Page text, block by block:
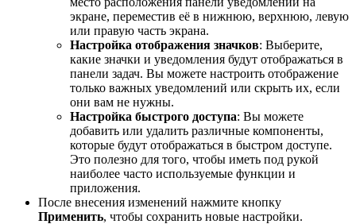
экране, переместив её в нижнюю, верхнюю, левую
или правую часть экрана.
Настройка отображения значков: Выберите,
какие значки и уведомления будут отображаться в
панели задач. Вы можете настроить отображение
только важных уведомлений или скрыть их, если
они вам не нужны.
Настройка быстрого доступа: Вы можете
добавить или удалить различные компоненты,
которые будут отображаться в быстром доступе.
Это полезно для того, чтобы иметь под рукой
наиболее часто используемые функции и
приложения.
После внесения изменений нажмите кнопку
Применить, чтобы сохранить новые настройки.